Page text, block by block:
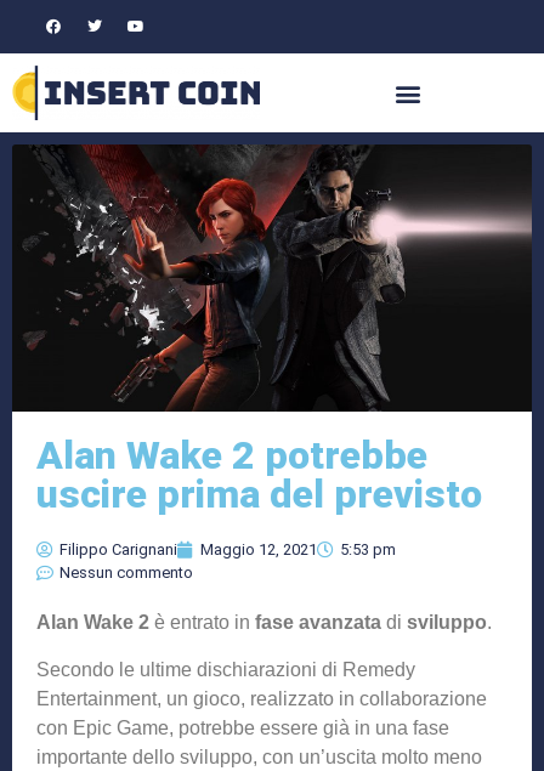
Alan Wake 2 potrebbe
uscire prima del previsto
Filippo Carignani Maggio 12, 2021
5:53 pm
Nessun commento
Alan Wake 2 è entrato in fase avanzata di sviluppo.
Secondo le ultime dischiarazioni di Remedy
Entertainment, un gioco, realizzato in collaborazione
con Epic Game, potrebbe essere già in una fase
importante dello sviluppo, con un’uscita molto meno